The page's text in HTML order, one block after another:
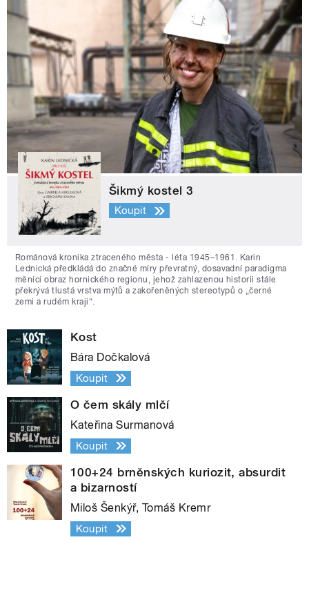
Šikmý kostel 3
Koupit
Románová kronika ztraceného města - léta 1945–1961. Karin
Lednická předkládá do značné míry převratný, dosavadní paradigma
měnící obraz hornického regionu, jehož zahlazenou historii stále
překrývá tlustá vrstva mýtů a zakořeněných stereotypů o „černé
zemi a rudém kraji“.
Kost
Bára Dočkalová
Koupit
O čem skály mlčí
Kateřina Surmanová
Koupit
100+24 brněnských kuriozit, absurdit
a bizarností
Miloš Šenkýř, Tomáš Kremr
Koupit